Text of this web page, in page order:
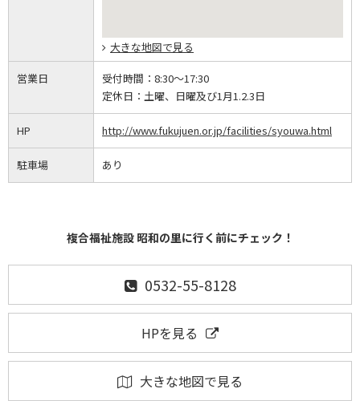
大きな地図で見る
営業日 受付時間： 8:30～17:30
定休日： 土曜、日曜及び1月1.2.3日
HP http://www.fukujuen.or.jp/facilities/syouwa.html
駐車場 あり
複合福祉施設 昭和の里に行く前にチェック！
0532-55-8128
HPを見る
大きな地図で見る